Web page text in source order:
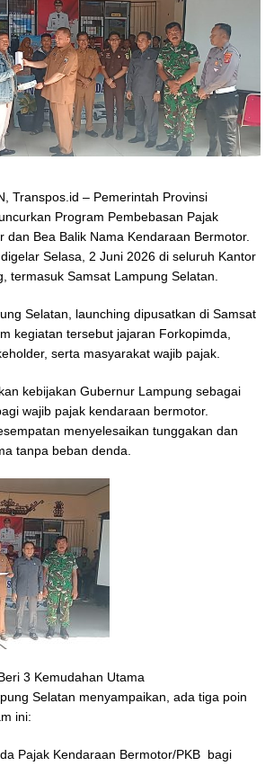
Transpos.id – Pemerintah Provinsi
Program Pembebasan Pajak
dan Bea Balik Nama Kendaraan Bermotor.
Selasa, 2 Juni 2026 di seluruh Kantor
termasuk Samsat Lampung Selatan.
Selatan, launching dipusatkan di Samsat
kegiatan tersebut jajaran Forkopimda,
serta masyarakat wajib pajak.
kebijakan Gubernur Lampung sebagai
wajib pajak kendaraan bermotor.
menyelesaikan tunggakan dan
tanpa beban denda.
3 Kemudahan Utama
Selatan menyampaikan, ada tiga poin
ini:
Pajak Kendaraan Bermotor/PKB bagi